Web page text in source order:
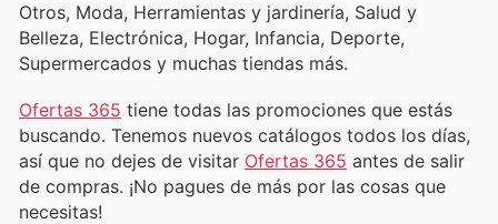
Otros, Moda, Herramientas y jardinería, Salud y
Belleza, Electrónica, Hogar, Infancia, Deporte,
Supermercados y muchas tiendas más.
Ofertas 365 tiene todas las promociones que estás
buscando. Tenemos nuevos catálogos todos los días,
así que no dejes de visitar Ofertas 365 antes de salir
de compras. ¡No pagues de más por las cosas que
necesitas!